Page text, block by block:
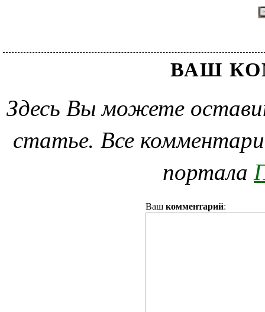
ВАШ
Здесь Вы можете
статье. Все
портала
Вашкомментарий: